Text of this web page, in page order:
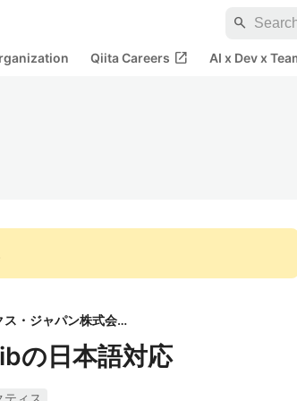
search
Qiita Careers open_in_new AI x Dev x
データブリックス・ジャパン株式会社
の日本語対応
ィス